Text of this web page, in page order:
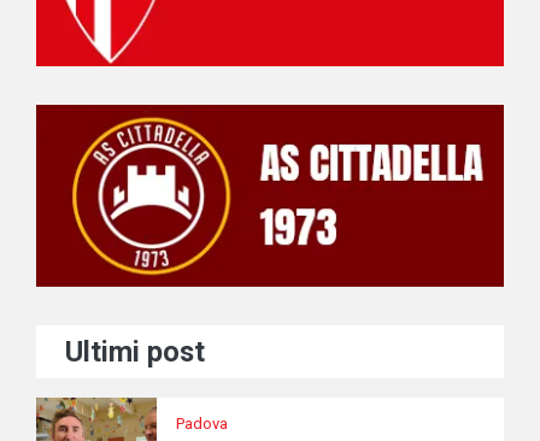
Ultimi post
Padova